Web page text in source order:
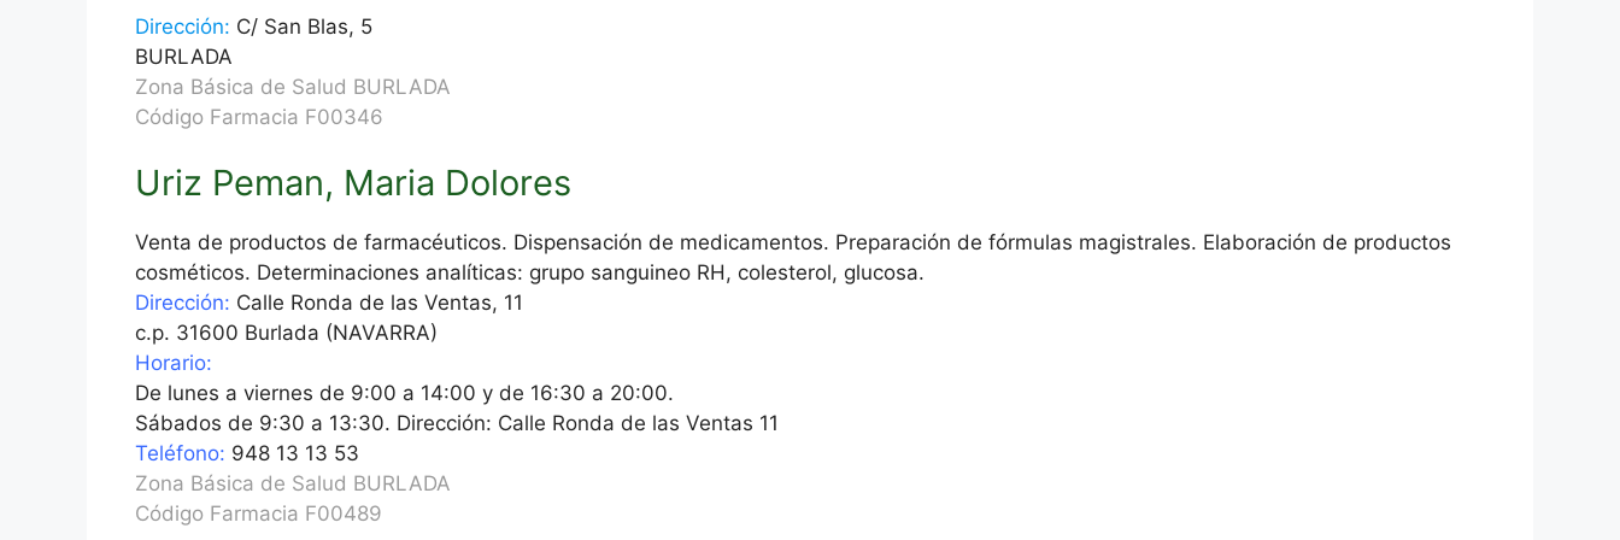
Dirección: C/ San Blas, 5
BURLADA
Zona Básica de Salud BURLADA
Código Farmacia F00346
Uriz Peman, Maria Dolores
Venta de productos de farmacéuticos. Dispensación de medicamentos. Preparación de fórmulas magistrales. Elaboración de productos
cosméticos. Determinaciones analíticas: grupo sanguineo RH, colesterol, glucosa.
Dirección: Calle Ronda de las Ventas, 11
c.p. 31600 Burlada (NAVARRA)
Horario:
De lunes a viernes de 9:00 a 14:00 y de 16:30 a 20:00.
Sábados de 9:30 a 13:30. Dirección: Calle Ronda de las Ventas 11
Teléfono: 948 13 13 53
Zona Básica de Salud BURLADA
Código Farmacia F00489